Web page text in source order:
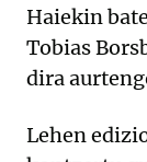
Haiekin
Tobias
dira
Lehen